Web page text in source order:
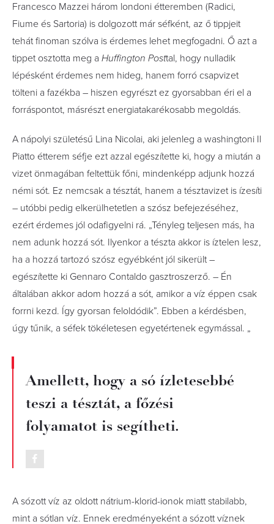
Francesco Mazzei három londoni étteremben (Radici,
Fiume és Sartoria) is dolgozott már séfként, az ő tippjeit
tehát finoman szólva is érdemes lehet megfogadni. Ő azt a
tippet osztotta meg a Huffington Posttal, hogy nulladik
lépésként érdemes nem hideg, hanem forró csapvizet
tölteni a fazékba – hiszen egyrészt ez gyorsabban éri el a
forráspontot, másrészt energiatakarékosabb megoldás.
A nápolyi születésű Lina Nicolai, aki jelenleg a washingtoni Il
Piatto étterem séfje ezt azzal egészítette ki, hogy a miután a
vizet önmagában feltettük főni, mindenképp adjunk hozzá
némi sót. Ez nemcsak a tésztát, hanem a tésztavizet is ízesíti
– utóbbi pedig elkerülhetetlen a szósz befejezéséhez,
ezért érdemes jól odafigyelni rá. „Tényleg teljesen más, ha
nem adunk hozzá sót. Ilyenkor a tészta akkor is íztelen lesz,
ha a hozzá tartozó szósz egyébként jól sikerült –
egészítette ki Gennaro Contaldo gasztroszerző. – Én
általában akkor adom hozzá a sót, amikor a víz éppen csak
forrni kezd. Így gyorsan feloldódik”. Ebben a kérdésben,
úgy tűnik, a séfek tökéletesen egyetértenek egymással. „
Amellett, hogy a só ízletesebbé
teszi a tésztát, a főzési
folyamatot is segítheti.
A sózott víz az oldott nátrium-klorid-ionok miatt stabilabb,
mint a sótlan víz. Ennek eredményeként a sózott víznek